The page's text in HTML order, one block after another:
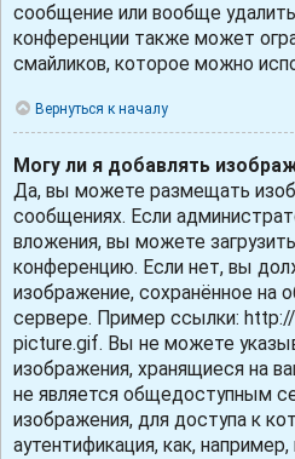
сообщение или вообще
конференции также может
смайликов, которое можно
Вернуться к началу
Могу ли я добавлять
Да, вы можете размещать
сообщениях. Если
вложения, вы можете
конференцию. Если нет, вы
изображение, сохранённое на
сервере. Пример ссылки:
picture.gif. Вы не можете
изображения, хранящиеся на
не является общедоступным
изображения, для доступа к
аутентификация, как,